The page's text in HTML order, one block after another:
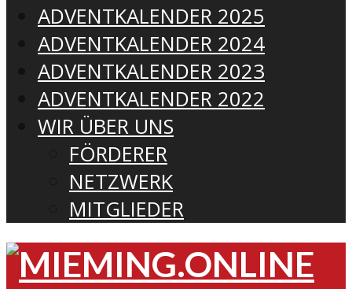
ADVENTKALENDER 2025
ADVENTKALENDER 2024
ADVENTKALENDER 2023
ADVENTKALENDER 2022
WIR ÜBER UNS
FÖRDERER
NETZWERK
MITGLIEDER